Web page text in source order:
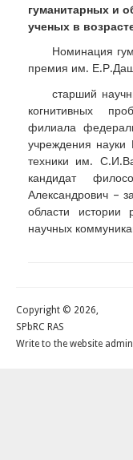
гуманитарных и
ученых в
Номинация
премия им.
старший
когнитивных
филиала
учреждения науки
техники им.
кандидат
Александрович –
области истории
научных
Copyright © 2026,
SPbRC RAS
Write to the website